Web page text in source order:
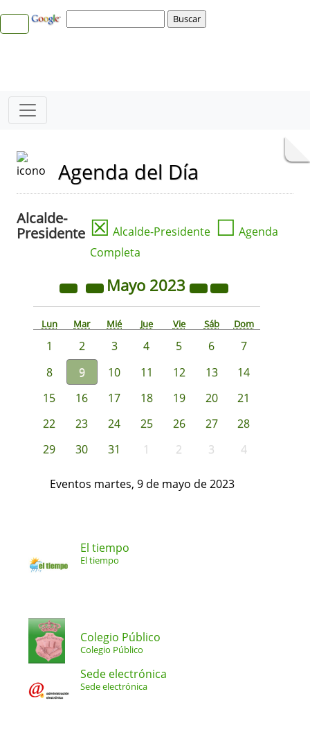
Agenda del Día
Alcalde-
Presidente ☒ Alcalde-Presidente ☐ Agenda
Completa
Mayo 2023
Lun Mar Mié Jue Vie Sáb Dom
1 2 3 4 5 6
7
8
9 10 11 12 13
14
15
16 17 18 19 20
21
22
23 24 25 26 27
28
29
30 31 1 2 3 4
Eventos martes, 9 de mayo de 2023
El tiempo
El tiempo
Colegio Público
Colegio Público
Sede electrónica
Sede electrónica